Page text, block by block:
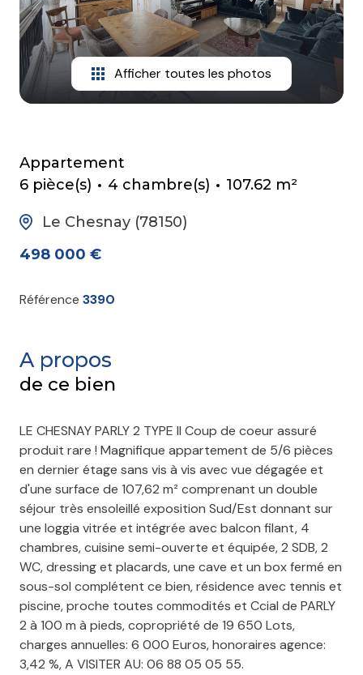
Afficher toutes les photos
Appartement
6 pièce(s)
4 chambre(s) 107.62 m²
Le Chesnay (78150)
498 000 €
Référence 3390
A propos
de ce bien
LE CHESNAY PARLY 2 TYPE II Coup de coeur assuré
produit rare ! Magnifique appartement de 5/6 pièces
en dernier étage sans vis à vis avec vue dégagée et
d'une surface de 107,62 m² comprenant un double
séjour très ensoleillé exposition Sud/Est donnant sur
une loggia vitrée et intégrée avec balcon filant, 4
chambres, cuisine semi-ouverte et équipée, 2 SDB, 2
WC, dressing et placards, une cave et un box fermé en
sous-sol complétent ce bien, résidence avec tennis et
piscine, proche toutes commodités et Ccial de PARLY
2 à 100 m à pieds, copropriété de 19 650 Lots,
charges annuelles: 6 000 Euros, honoraires agence:
3,42 %, A VISITER AU: 06 88 05 05 55.